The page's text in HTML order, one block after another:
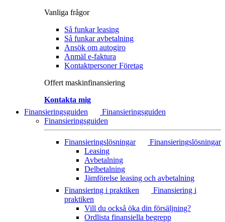
Vanliga frågor
Så funkar leasing
Så funkar avbetalning
Ansök om autogiro
Anmäl e-faktura
Kontaktpersoner Företag
Offert maskinfinansiering
Kontakta mig
Finansieringsguiden
Finansieringsguiden
Finansieringsguiden
Finansieringslösningar
Finansieringslösningar
Leasing
Avbetalning
Delbetalning
Jämförelse leasing och avbetalning
Finansiering i praktiken
Finansiering i
praktiken
Vill du också öka din försäljning?
Ordlista finansiella begrepp